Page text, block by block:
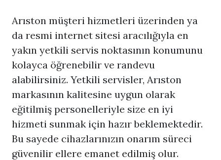
Arıston müşteri hizmetleri üzerinden ya
da resmi internet sitesi aracılığıyla en
yakın yetkili servis noktasının konumunu
kolayca öğrenebilir ve randevu
alabilirsiniz. Yetkili servisler, Arıston
markasının kalitesine uygun olarak
eğitilmiş personelleriyle size en iyi
hizmeti sunmak için hazır beklemektedir.
Bu sayede cihazlarınızın onarım süreci
güvenilir ellere emanet edilmiş olur.